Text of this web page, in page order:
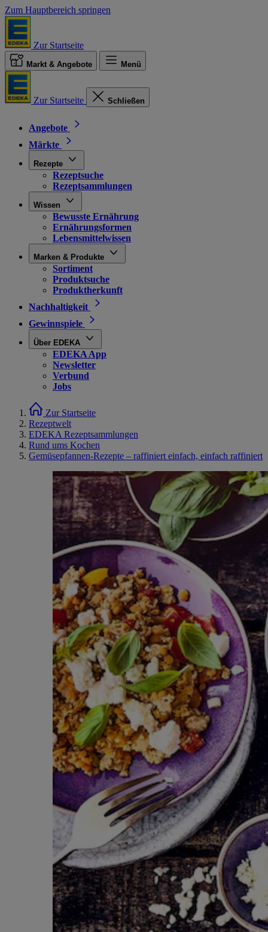
Zum Hauptbereich springen
Zur Startseite
Markt & Angebote Menü
Zur Startseite Schließen
Angebote
Märkte
Rezepte
Rezeptsuche
Rezeptsammlungen
Wissen
Bewusste Ernährung
Ernährungsformen
Lebensmittelwissen
Marken & Produkte
Sortiment
Produktsuche
Produktherkunft
Nachhaltigkeit
Gewinnspiele
Über EDEKA
EDEKA App
Newsletter
Verbund
Jobs
Zur Startseite
Rezeptwelt
EDEKA Rezeptsammlungen
Rund ums Kochen
Gemüsepfannen-Rezepte – raffiniert einfach, einfach raffiniert